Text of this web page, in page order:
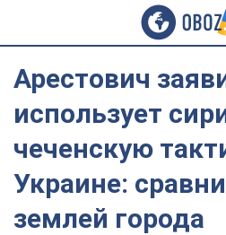
Арестович
использует
чеченскую
Украине:
землей города